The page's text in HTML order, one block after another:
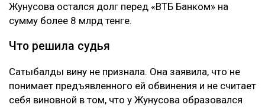
Жунусова остался долг перед «ВТБ Банком» на
сумму более 8 млрд тенге.
Что решила судья
Сатыбалды вину не признала. Она заявила, что не
понимает предъявленного ей обвинения и не считает
себя виновной в том, что у Жунусова образовался